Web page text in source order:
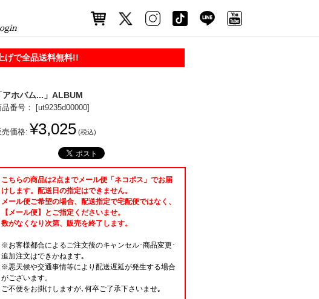
げで全品送料無料!!
アホバム...」ALBUM
品番号： [ut9235d00000]
売価格: ¥3,025 (税込)
こちらの商品は2点までメール便「ネコポス」でお届
けします。配送日の指定はできません。
メール便ご希望の場合、配送指定で宅配便ではなく、
【メール便】とご指定くださいませ。
数がなくなり次第、販売を終了します。
※お客様都合によるご注文後のキャンセル･商品変更･
追加注文はできかねます｡
※悪天候や交通事情等により配送遅延が発生する場合
がございます。
ご不便をお掛けしますが､何卒ご了承下さいませ｡